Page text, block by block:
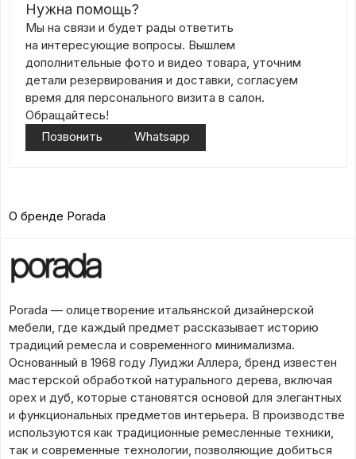
Нужна помощь?
Мы на связи и будет рады ответить
на интересующие вопросы. Вышлем
дополнительные фото и видео товара, уточним
детали резервирования и доставки, согласуем
время для персонального визита в салон.
Обращайтесь!
Позвонить
Whatsapp
О бренде Porada
Porada — олицетворение итальянской дизайнерской
мебели, где каждый предмет рассказывает историю
традиций ремесла и современного минимализма.
Основанный в 1968 году Луиджи Аллера, бренд известен
мастерской обработкой натурального дерева, включая
орех и дуб, которые становятся основой для элегантных
и функциональных предметов интерьера. В производстве
используются как традиционные ремесленные техники,
так и современные технологии, позволяющие добиться